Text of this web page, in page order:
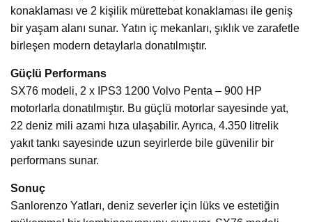
konaklaması ve 2 kişilik mürettebat konaklaması ile geniş
bir yaşam alanı sunar. Yatın iç mekanları, şıklık ve zarafetle
birleşen modern detaylarla donatılmıştır.
Güçlü Performans
SX76 modeli, 2 x IPS3 1200 Volvo Penta – 900 HP
motorlarla donatılmıştır. Bu güçlü motorlar sayesinde yat,
22 deniz mili azami hıza ulaşabilir. Ayrıca, 4.350 litrelik
yakıt tankı sayesinde uzun seyirlerde bile güvenilir bir
performans sunar.
Sonuç
Sanlorenzo Yatları, deniz severler için lüks ve estetiğin